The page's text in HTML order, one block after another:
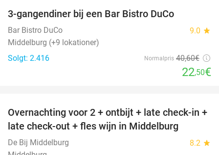
3-gangendiner bij een Bar Bistro DuCo
Bar Bistro DuCo 9.0 star
Middelburg (+9 lokationer)
Solgt: 2.416
Normalpris 40,60€
22,50€
52%
Overnachting voor 2 + ontbijt + late check-in +
late check-out + fles wijn in Middelburg
De Bij Middelburg 8.2 star